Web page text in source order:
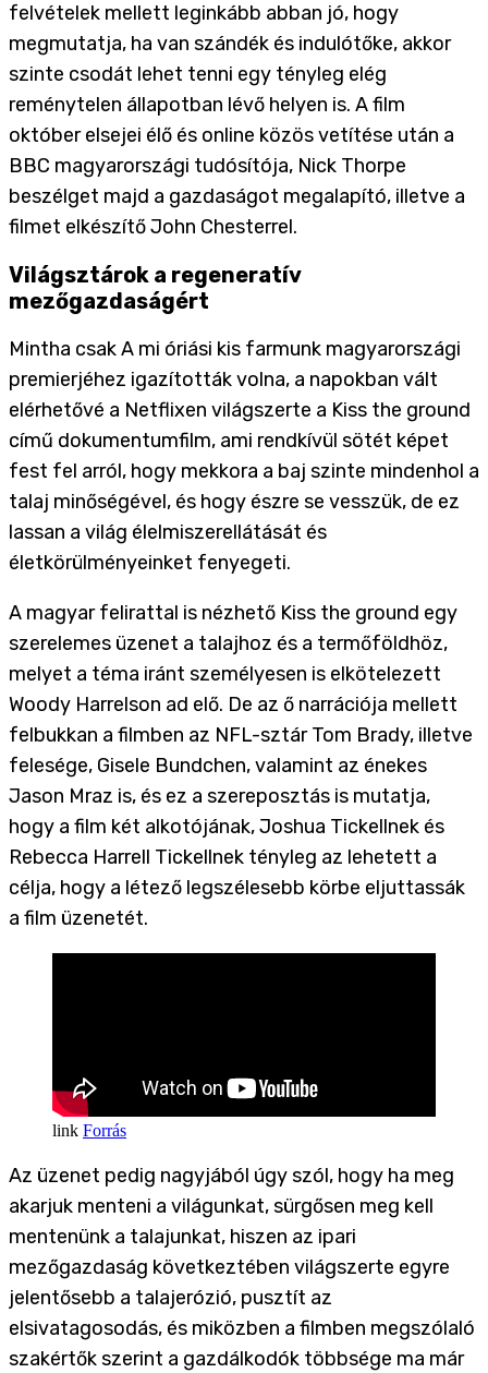
felvételek mellett leginkább abban jó, hogy
megmutatja, ha van szándék és indulótőke, akkor
szinte csodát lehet tenni egy tényleg elég
reménytelen állapotban lévő helyen is. A film
október elsejei élő és online közös vetítése után a
BBC magyarországi tudósítója, Nick Thorpe
beszélget majd a gazdaságot megalapító, illetve a
filmet elkészítő John Chesterrel.
Világsztárok a regeneratív
mezőgazdaságért
Mintha csak A mi óriási kis farmunk magyarországi
premierjéhez igazították volna, a napokban vált
elérhetővé a Netflixen világszerte a Kiss the ground
című dokumentumfilm, ami rendkívül sötét képet
fest fel arról, hogy mekkora a baj szinte mindenhol a
talaj minőségével, és hogy észre se vesszük, de ez
lassan a világ élelmiszerellátását és
életkörülményeinket fenyegeti.
A magyar felirattal is nézhető Kiss the ground egy
szerelemes üzenet a talajhoz és a termőföldhöz,
melyet a téma iránt személyesen is elkötelezett
Woody Harrelson ad elő. De az ő narrációja mellett
felbukkan a filmben az NFL-sztár Tom Brady, illetve
felesége, Gisele Bundchen, valamint az énekes
Jason Mraz is, és ez a szereposztás is mutatja,
hogy a film két alkotójának, Joshua Tickellnek és
Rebecca Harrell Tickellnek tényleg az lehetett a
célja, hogy a létező legszélesebb körbe eljuttassák
a film üzenetét.
Forrás
Az üzenet pedig nagyjából úgy szól, hogy ha meg
akarjuk menteni a világunkat, sürgősen meg kell
mentenünk a talajunkat, hiszen az ipari
mezőgazdaság következtében világszerte egyre
jelentősebb a talajerózió, pusztít az
elsivatagosodás, és miközben a filmben megszólaló
szakértők szerint a gazdálkodók többsége ma már